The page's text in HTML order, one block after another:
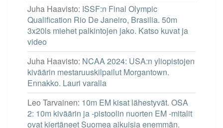
Juha Haavisto: ISSF:n Final Olympic
Qualification Rio De Janeiro, Brasilia. 50m
3x20ls miehet palkintojen jako. Katso kuvat ja
video
Juha Haavisto: NCAA 2024: USA:n yliopistojen
kiväärin mestaruuskilpailut Morgantown.
Ennakko. Lauri varalla
Leo Tarvainen: 10m EM kisat lähestyvät. OSA
2: 10m kiväärin ja -pistoolin nuorten EM -mitalit
ovat kiertäneet Suomea aikuisia enemmän.